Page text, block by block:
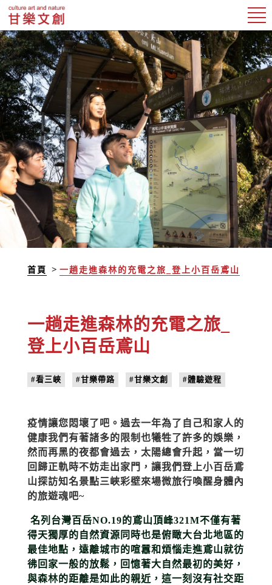
首頁 一趟走進森林的充電之旅_登上小百岳鳶山
一趟走進森林的充電之旅_
登上小百岳鳶山
#看三峽 #甘樂帶路 #甘樂文創 #體驗遊程
疫情讓您悶壞了吧。過去一年為了自己和家人的
健康我們有著諸多的限制也犧牲了許多的娛樂，
然而再黑的夜都會過去，太陽總會升起，當一切
回歸正軌時不妨走出家門，讓我們登上小百岳鳶
山探訪知名景點三峽彩壁來場微旅行喚醒身體內
的旅遊魂吧~
名列台灣百岳NO.19的鳶山頂峰321M不僅有著
得天獨厚的自然資源同時也是俯瞰大台北地區的
最佳地點 ，遠離城市的喧囂和煩惱走進鳶山就彷
彿回家一般的放鬆，回憶著大自然最初的美好，
與森林的距離是如此的親近，這一刻沒有社交距